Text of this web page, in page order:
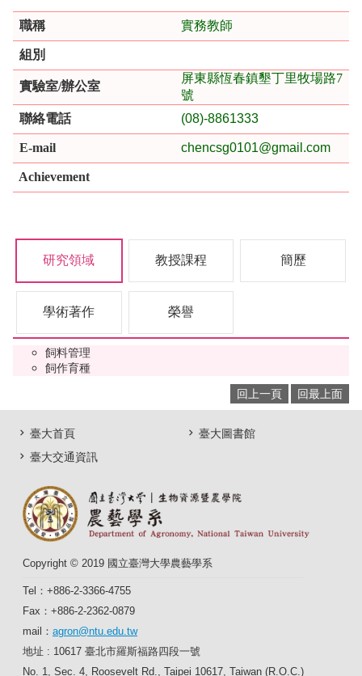
職稱 實務教師
組別
實驗室/辦公室
屏東縣恆春鎮墾丁里牧場路7
號
聯絡電話
(08)-8861333
E-mail chencsg0101@gmail.com
Achievement
研究領域 教授課程 簡歷
學術著作 榮譽
飼料管理
飼作育種
回上一頁 回最上面
臺大首頁
臺大圖書館
臺大交通資訊
Copyright © 2019 國立臺灣大學農藝學系
Tel：+886-2-3366-4755
Fax：+886-2-2362-0879
mail： agron@ntu.edu.tw
地址 : 10617 臺北市羅斯福路四段一號
No. 1, Sec. 4, Roosevelt Rd., Taipei 10617, Taiwan (R.O.C.)